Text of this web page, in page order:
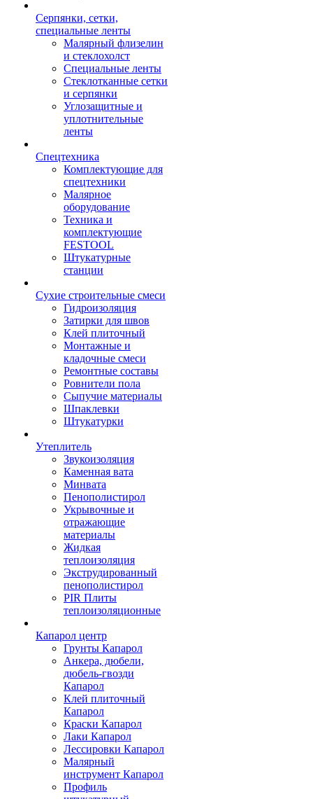
Серпянки, сетки,
специальные ленты
Малярный флизелин
и стеклохолст
Специальные ленты
Стеклотканные сетки
и серпянки
Углозащитные и
уплотнительные
ленты
Спецтехника
Комплектующие для
спецтехники
Малярное
оборудование
Техника и
комплектующие
FESTOOL
Штукатурные
станции
Сухие строительные смеси
Гидроизоляция
Затирки для швов
Клей плиточный
Монтажные и
кладочные смеси
Ремонтные составы
Ровнители пола
Сыпучие материалы
Шпаклевки
Штукатурки
Утеплитель
Звукоизоляция
Каменная вата
Минвата
Пенополистирол
Укрывочные и
отражающие
материалы
Жидкая
теплоизоляция
Экструдированный
пенополистирол
PIR Плиты
теплоизоляционные
Капарол центр
Грунты Капарол
Анкера, дюбели,
дюбель-гвозди
Капарол
Клей плиточный
Капарол
Краски Капарол
Лаки Капарол
Лессировки Капарол
Малярный
инструмент Капарол
Профиль